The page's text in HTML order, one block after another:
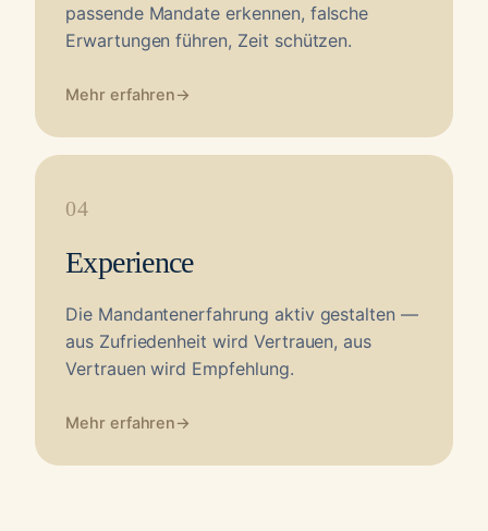
passende Mandate erkennen, falsche
Erwartungen führen, Zeit schützen.
Mehr erfahren→
04
Experience
Die Mandantenerfahrung aktiv gestalten —
aus Zufriedenheit wird Vertrauen, aus
Vertrauen wird Empfehlung.
Mehr erfahren→